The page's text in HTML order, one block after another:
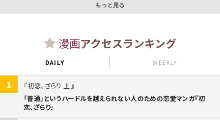
もっと見る
漫画アクセスランキング
DAILY WEEKLY
1
初恋、ざらり 上
「普通」というハードルを越えられない人のための恋愛マンガ『初
恋、ざらり』